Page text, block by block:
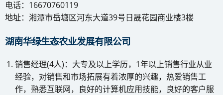
电话：16670760119
地址：湘潭市岳塘区河东大道39号日晟花园商业楼3楼
湖南华绿生态农业发展有限公司
销售经理(4人)：大专及以上学历，1年以上销售行业从业
经验，对销售和市场拓展有着浓厚的兴趣，热爱销售工
作，熟悉互联网，良好的计算机应用技能，良好的客户服